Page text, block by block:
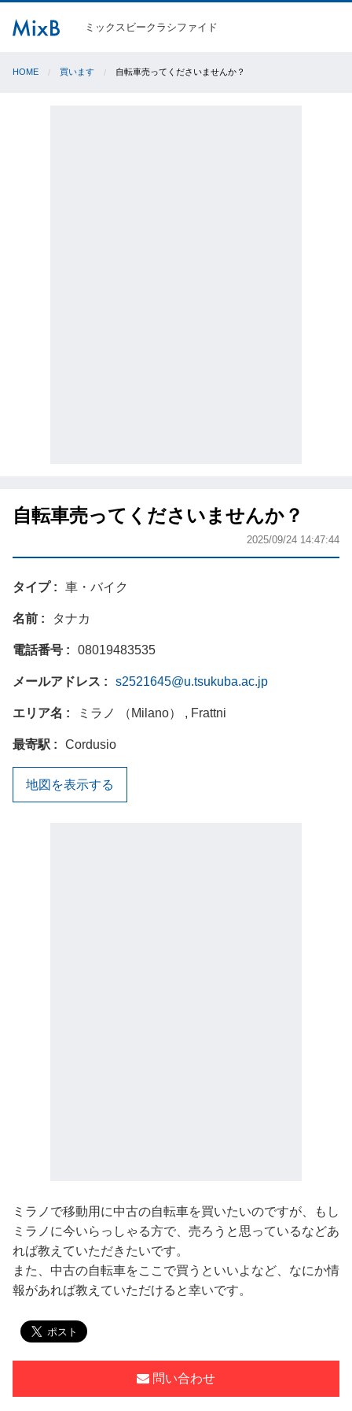
ミックスビークラシファイド
HOME 買います 自転車売ってくださいませんか？
自転車売ってくださいませんか？
2025/09/24 14:47:44
タイプ 車・バイク
名前 タナカ
電話番号 08019483535
メールアドレス s2521645@u.tsukuba.ac.jp
エリア名 ミラノ （Milano） , Frattni
最寄駅 Cordusio
地図を表示する
ミラノで移動用に中古の自転車を買いたいのですが、もし
ミラノに今いらっしゃる方で、売ろうと思っているなどあ
れば教えていただきたいです。
また、中古の自転車をここで買うといいよなど、なにか情
報があれば教えていただけると幸いです。
問い合わせ